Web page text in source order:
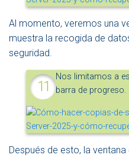
Al momento, veremos una
muestra la recogida de
seguridad.
Nos limitamos a
barra de progreso.
Después de esto, la